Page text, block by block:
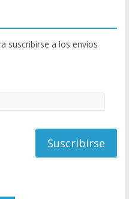
suscribirse a los envíos